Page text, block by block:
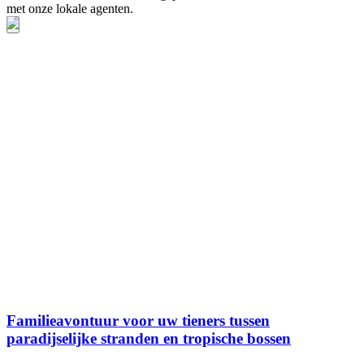
met onze lokale agenten.
Familieavontuur voor uw tieners tussen
paradijselijke stranden en tropische bossen